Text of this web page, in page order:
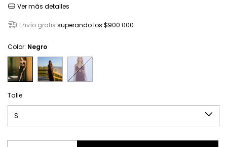
Ver más detalles
Envío gratis superando los $900.000
Color: Negro
Talle